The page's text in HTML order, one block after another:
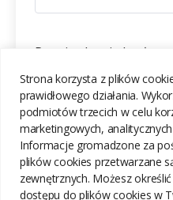
Strona korzysta z plików
prawidłowego działania.
podmiotów trzecich w celu
marketingowych,
Informacje gromadzone za
plików cookies przetwarzane
zewnętrznych. Możesz
dostępu do plików cookies w
Potwierdzenie hasła